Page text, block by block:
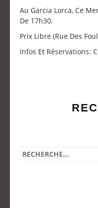
Au Garcia Lorca, Ce
De 17h30.
Prix Libre (Rue Des
Infos Et Réservations: